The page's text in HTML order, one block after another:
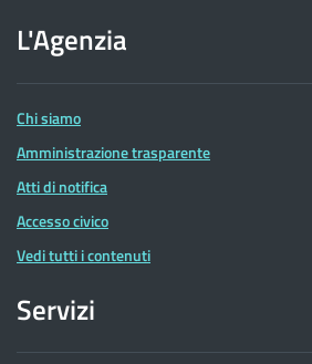
dell'Agenzia
delle
Entrate
L'Agenzia
Chi siamo
Amministrazione trasparente
Atti di notifica
Accesso civico
Vedi tutti i contenuti
Servizi